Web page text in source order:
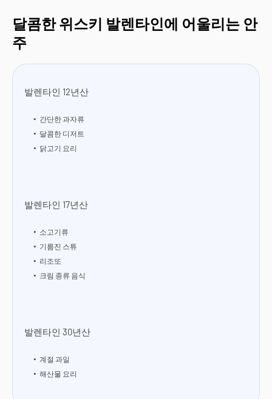
달콤한 위스키 발렌타인에 어울리는 안
주
발렌타인 12년산
간단한 과자류
달콤한 디저트
닭고기 요리
발렌타인 17년산
소고기류
기름진 스튜
리조또
크림 종류 음식
발렌타인 30년산
계절 과일
해산물 요리